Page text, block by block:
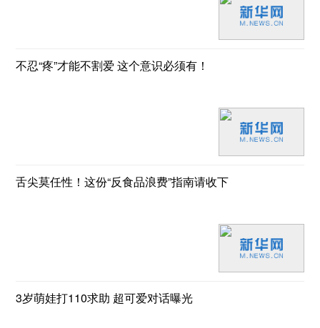
不忍“疼”才能不割爱 这个意识必须有！
舌尖莫任性！这份“反食品浪费”指南请收下
3岁萌娃打110求助 超可爱对话曝光